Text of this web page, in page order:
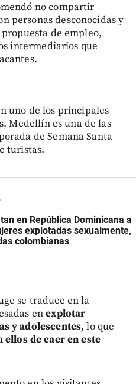
no compartir
personas desconocidas y
de empleo,
intermediarios que
uno de los principales
Medellín es una de las
de Semana Santa
turistas.
en República Dominicana a
explotadas sexualmente,
colombianas
se traduce en la
enexplotar
y adolescentes, lo que
ellos de caer en este